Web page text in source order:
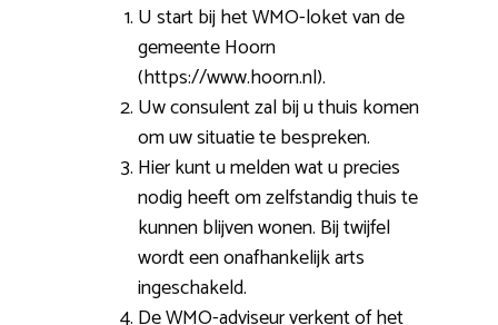
U start bij het WMO-loket van de
gemeente Hoorn
(https://www.hoorn.nl).
Uw consulent zal bij u thuis komen
om uw situatie te bespreken.
Hier kunt u melden wat u precies
nodig heeft om zelfstandig thuis te
kunnen blijven wonen. Bij twijfel
wordt een onafhankelijk arts
ingeschakeld.